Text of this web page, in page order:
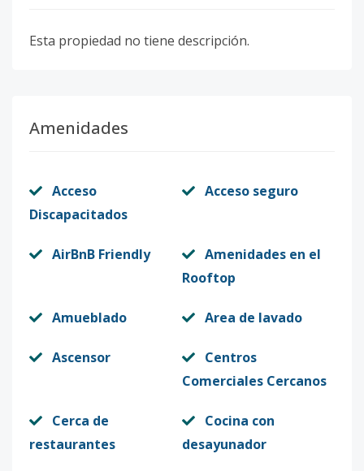
Esta propiedad no tiene descripción.
Amenidades
Acceso
Discapacitados
Acceso seguro
AirBnB Friendly
Amenidades en el
Rooftop
Amueblado Area de lavado
Ascensor
Centros
Comerciales Cercanos
Cerca de
restaurantes
Cocina con
desayunador